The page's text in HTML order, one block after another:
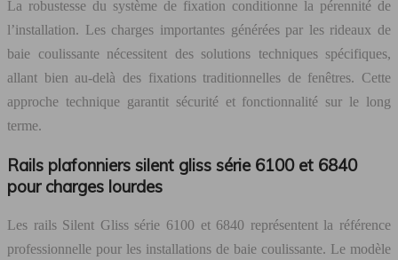
La robustesse du système de fixation conditionne la pérennité de
l’installation. Les charges importantes générées par les rideaux de
baie coulissante nécessitent des solutions techniques spécifiques,
allant bien au-delà des fixations traditionnelles de fenêtres. Cette
approche technique garantit sécurité et fonctionnalité sur le long
terme.
Rails plafonniers silent gliss série 6100 et 6840
pour charges lourdes
Les rails Silent Gliss série 6100 et 6840 représentent la référence
professionnelle pour les installations de baie coulissante. Le modèle